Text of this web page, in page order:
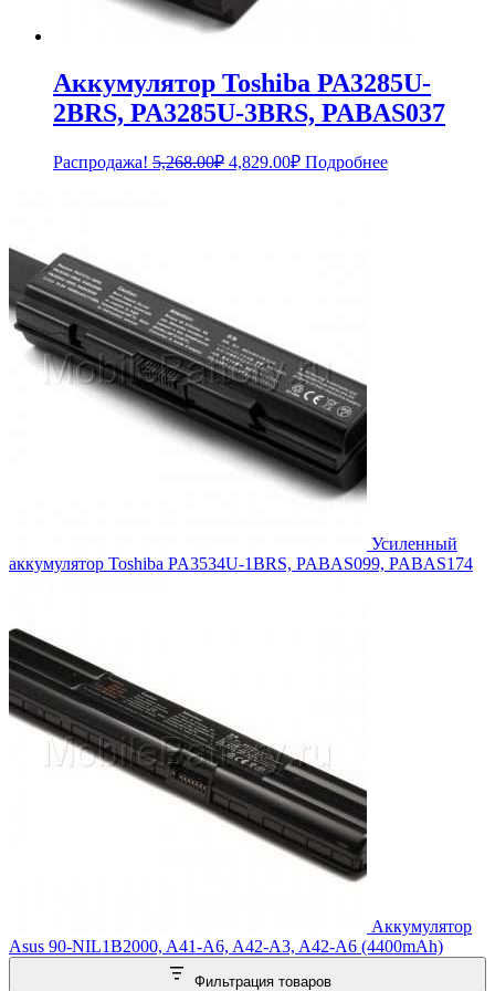
Аккумулятор Toshiba PA3285U-
2BRS, PA3285U-3BRS, PABAS037
Распродажа! 5,268.00₽ Первоначальная
4,829.00₽Текущая
Подробнее
Усиленный
аккумулятор Toshiba PA3534U-1BRS, PABAS099, PABAS174
Аккумулятор
Asus 90-NIL1B2000, A41-A6, A42-A3, A42-A6 (4400mAh)
Фильтрация товаров